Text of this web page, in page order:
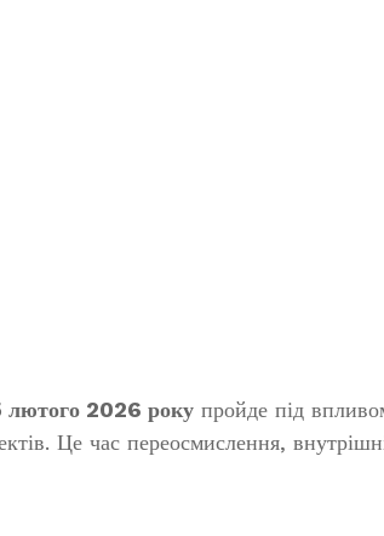
лютого 2026 року пройде під
Це час переосмислення,